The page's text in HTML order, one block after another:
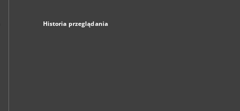
Historia przeglądania